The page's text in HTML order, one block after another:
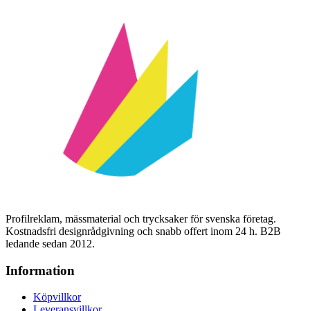
Profilreklam, mässmaterial och trycksaker för svenska företag.
Kostnadsfri designrådgivning och snabb offert inom 24 h. B2B
ledande sedan 2012.
Information
Köpvillkor